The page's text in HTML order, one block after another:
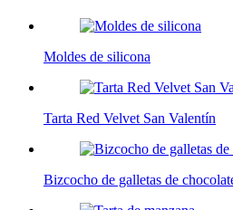
Moldes de silicona
Tarta Red Velvet San Valentín
Bizcocho de galletas de